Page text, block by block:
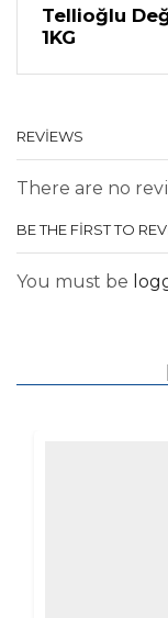
Tellioğlu
1KG
REVIEWS
There are no
BE THE FIRST TO
You must be